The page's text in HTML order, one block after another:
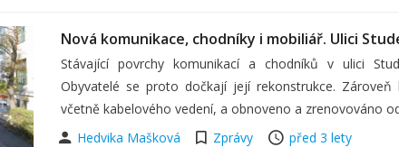
Nová komunikace, chodníky i mobiliář. Ulici
Stávající povrchy komunikací a chodníků v ulici
Obyvatelé se proto dočkají její rekonstrukce.
včetně kabelového vedení, a obnoveno a zrenovováno
Hedvika Mašková
Zprávy před 3 lety